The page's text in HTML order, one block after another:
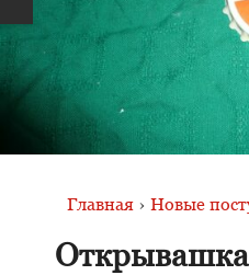
Главная › Новые